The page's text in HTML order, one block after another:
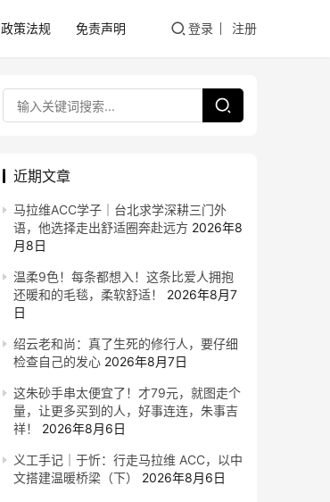
政策法规 免责声明 登录 注册
近期文章
马拉维ACC学子｜台北求学深耕三门外
语，他选择走出舒适圈奔赴远方 2026年8
月8日
温柔9色！每条都想入！这条比爱人拥抱
还暖和的毛毯，柔软舒适！
2026年8月7
日
绍云老和尚：真了生死的修行人，要仔细
检查自己的发心 2026年8月7日
这朱砂手串太便宜了！才79元，就图走个
量，让更多买到的人，好事连连，朱事吉
祥！
2026年8月6日
义工手记｜于忻：行走马拉维 ACC，以中
文搭建温暖桥梁（下）
2026年8月6日